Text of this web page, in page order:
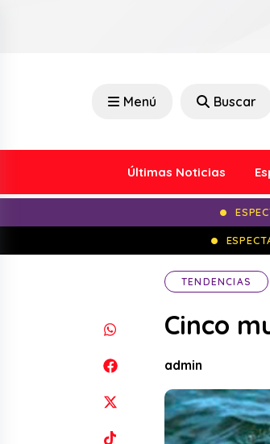
Menú Buscar
Últimas Noticias
TENDENCIAS
Cinco
admin